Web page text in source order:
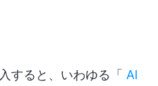
すると、いわゆる「 AI